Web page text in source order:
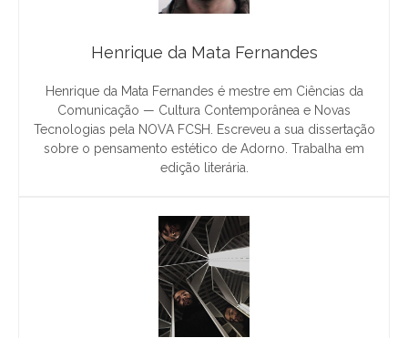
Henrique da Mata Fernandes
Henrique da Mata Fernandes é mestre em Ciências da
Comunicação — Cultura Contemporânea e Novas
Tecnologias pela NOVA FCSH. Escreveu a sua dissertação
sobre o pensamento estético de Adorno. Trabalha em
edição literária.